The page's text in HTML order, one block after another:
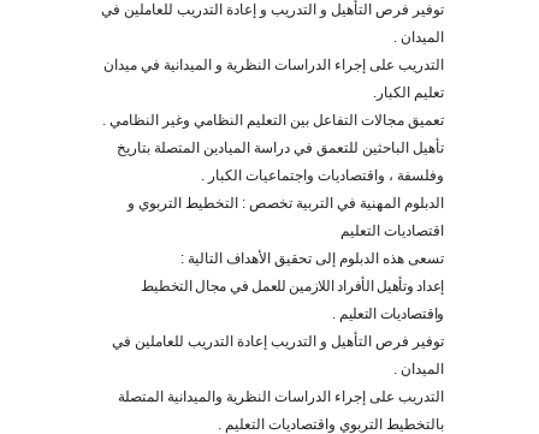
توفير فرص التأهيل و التدريب و إعادة التدريب للعاملين في
الميدان .
التدريب على إجراء الدراسات النظرية و الميدانية في ميدان
تعليم الكبار.
تعميق مجالات التفاعل بين التعليم النظامي وغير النظامي .
تأهيل الباحثين للتعمق في دراسة الميادين المتصلة بتاريخ
وفلسفة ، واقتصاديات واجتماعيات الكبار .
الدبلوم المهنية في التربية تخصص : التخطيط التربوي و
اقتصاديات التعليم
تسعى هذه الدبلوم إلى تحقيق الأهداف التالية :
إعداد وتأهيل الأفراد اللازمين للعمل في مجال التخطيط
واقتصاديات التعليم .
توفير فرص التأهيل و التدريب إعادة التدريب للعاملين في
الميدان .
التدريب على إجراء الدراسات النظرية والميدانية المتصلة
بالتخطيط التربوي واقتصاديات التعليم .